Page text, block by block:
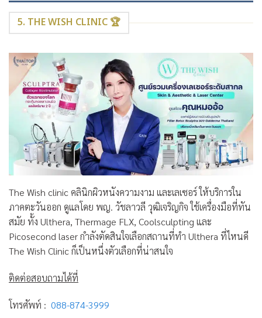
5. THE WISH CLINIC 🏆
The Wish clinic คลินิกผิวหนังความงาม และเลเซอร์ ให้บริการใน
ภาคตะวันออก ดูแลโดย พญ. วัชลาวลี วุฒิเจริญกิจ ใช้เครื่องมือที่ทัน
สมัย ทั้ง Ulthera, Thermage FLX, Coolsculpting และ
Picosecond laser กำลังตัดสินใจเลือกสถานที่ทำ Ulthera ที่ไหนดี
The Wish Clinic ก็เป็นหนึ่งตัวเลือกที่น่าสนใจ
ติดต่อสอบถามได้ที่
โทรศัพท์ : 088-874-3999